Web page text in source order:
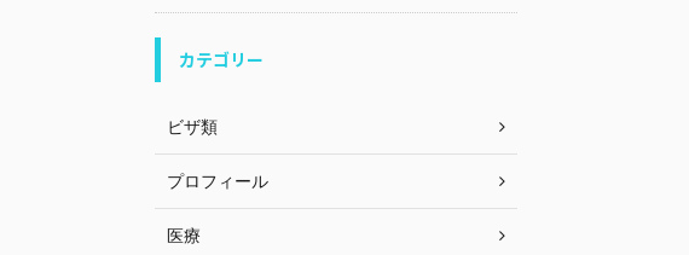
カテゴリー
ビザ類
プロフィール
医療